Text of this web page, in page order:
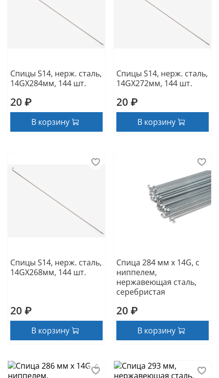
Спицы S14, нерж. сталь,
14GX284мм, 144 шт.
20 ₽
В корзину
Спицы S14, нерж. сталь,
14GX272мм, 144 шт.
20 ₽
В корзину
Спицы S14, нерж. сталь,
14GX268мм, 144 шт.
20 ₽
В корзину
Спица 284 мм x 14G, с
ниппелем,
нержавеющая сталь,
серебристая
20 ₽
В корзину